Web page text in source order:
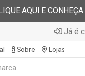
AQUI E
Já é
Sobre Lojas